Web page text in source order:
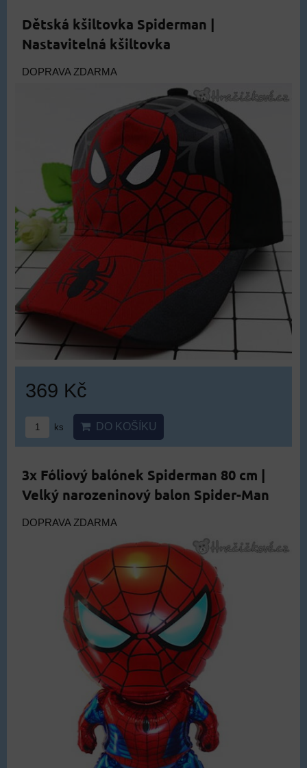
Dětská kšiltovka Spiderman |
Nastavitelná kšiltovka
DOPRAVA ZDARMA
369 Kč
ks DO KOŠÍKU
3x Fóliový balónek Spiderman 80 cm |
Velký narozeninový balon Spider-Man
DOPRAVA ZDARMA